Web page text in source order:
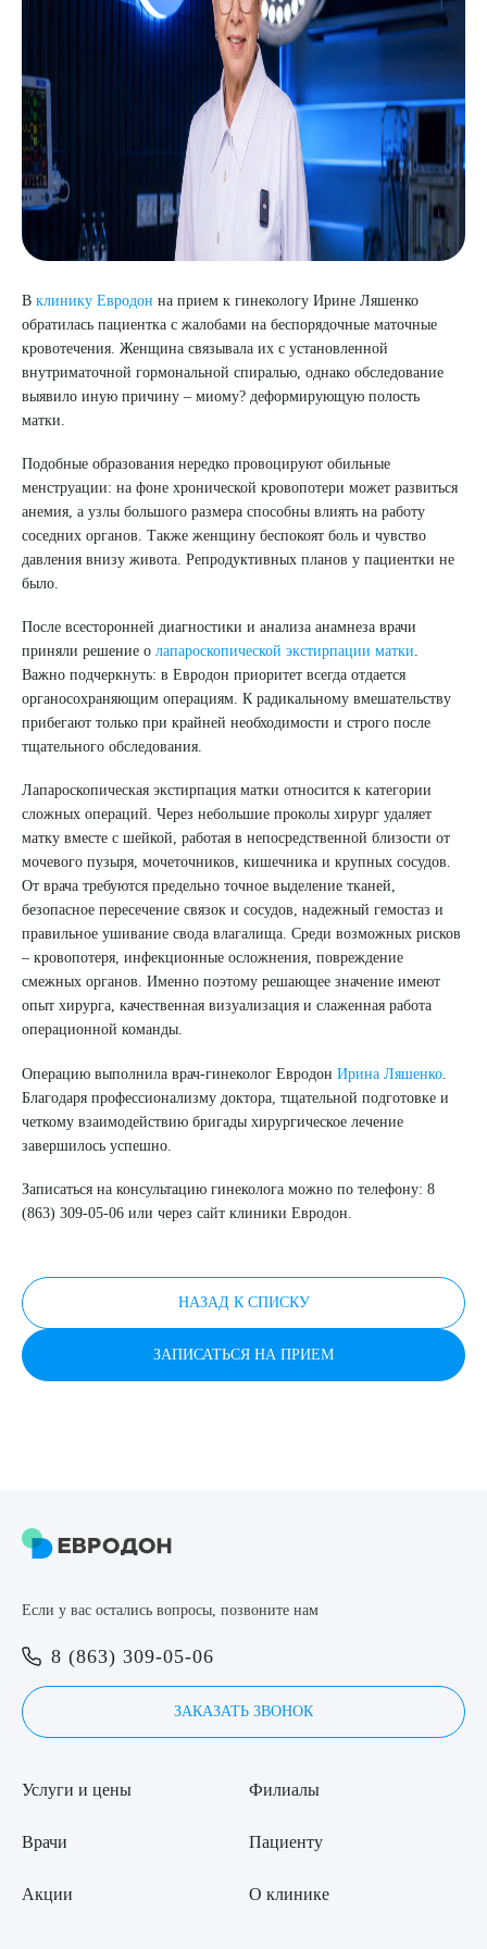
8 (863) 309-05-06
ЗАКАЗАТЬ ЗВОНОК
ЗАПИСЬ ОНЛАЙН
В клинику Евродон на прием к гинекологу Ирине Ляшенко
обратилась пациентка с жалобами на беспорядочные маточные
кровотечения. Женщина связывала их с установленной
внутриматочной гормональной спиралью, однако обследование
выявило иную причину – миому? деформирующую полость
матки.
Подобные образования нередко провоцируют обильные
менструации: на фоне хронической кровопотери может развиться
анемия, а узлы большого размера способны влиять на работу
соседних органов. Также женщину беспокоят боль и чувство
давления внизу живота. Репродуктивных планов у пациентки не
было.
После всесторонней диагностики и анализа анамнеза врачи
приняли решение о лапароскопической экстирпации матки.
Важно подчеркнуть: в Евродон приоритет всегда отдается
органосохраняющим операциям. К радикальному вмешательству
прибегают только при крайней необходимости и строго после
тщательного обследования.
Лапароскопическая экстирпация матки относится к категории
сложных операций. Через небольшие проколы хирург удаляет
матку вместе с шейкой, работая в непосредственной близости от
мочевого пузыря, мочеточников, кишечника и крупных сосудов.
От врача требуются предельно точное выделение тканей,
безопасное пересечение связок и сосудов, надежный гемостаз и
правильное ушивание свода влагалища. Среди возможных рисков
– кровопотеря, инфекционные осложнения, повреждение
смежных органов. Именно поэтому решающее значение имеют
опыт хирурга, качественная визуализация и слаженная работа
операционной команды.
Операцию выполнила врач-гинеколог Евродон Ирина Ляшенко
Благодаря профессионализму доктора, тщательной подготовке и
четкому взаимодействию бригады хирургическое лечение
завершилось успешно.
Записаться на консультацию гинеколога можно по телефону: 8
(863) 309-05-06 или через сайт клиники Евродон.
НАЗАД К СПИСКУ
ЗАПИСАТЬСЯ НА ПРИЕМ
Если у вас остались вопросы, позвоните нам
8 (863) 309-05-06
ЗАКАЗАТЬ ЗВОНОК
Услуги и цены
Врачи
Акции
Филиалы
Пациенту
О клинике
Я даю согласие на обработку персональных данных
Выберите сопутствующую услугу
ПОДТВЕРДИТЬ